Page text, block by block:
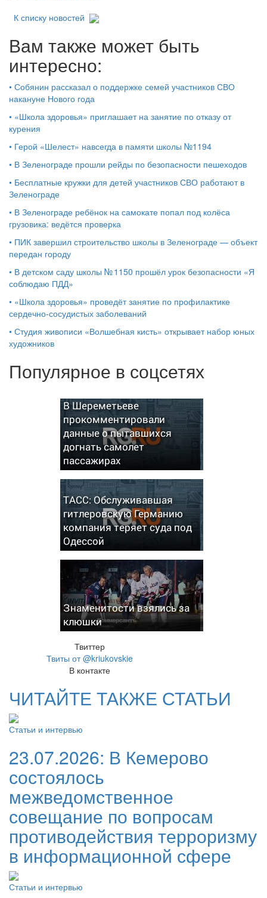
К списку новостей
Вам также может быть
интересно:
• Собянин рассказал о поддержке семей участников СВО
накануне Нового года
• «Школа здоровья» приглашает на занятие по отказу от
курения
• Герой «Шелест» навсегда в памяти школы №1194
• В Зеленограде прошли рейды по безопасности пешеходов
• Бесплатные кружки для детей участников СВО работают в
Зеленограде
• В Зеленограде ребёнок на самокате попал под колёса
грузовика: ведётся проверка
• ПИК завершил строительство школы в Зеленограде — объект
передан городу
• В детском саду школы № 1150 прошёл урок безопасности «Я
соблюдаю ПДД»
• «Школа здоровья» проведёт занятие по профилактике
сердечно-сосудистых заболеваний
• Студия живописи «Волшебная кисть» открывает набор юных
художников
Популярное в соцсетях
В Шереметьеве
прокомментировали
данные о пытавшихся
догнать самолет
пассажирах
ТАСС: Обслуживавшая
гитлеровскую Германию
компания теряет суда под
Одессой
Знаменитости взялись за
клюшки
Твиттер
Твиты от @kriukovskie
В контакте
ЧИТАЙТЕ ТАКЖЕ СТАТЬИ
Статьи и интервью
23.07.2026: В Кемерово
состоялось
межведомственное
совещание по вопросам
противодействия терроризму
в информационной сфере
Статьи и интервью